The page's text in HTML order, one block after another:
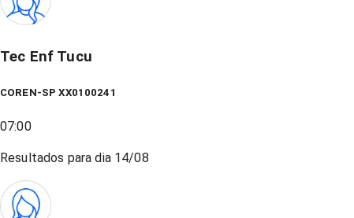
Tec Enf Tucu
COREN-SP XX0100241
07:00
Resultados para dia 14/08